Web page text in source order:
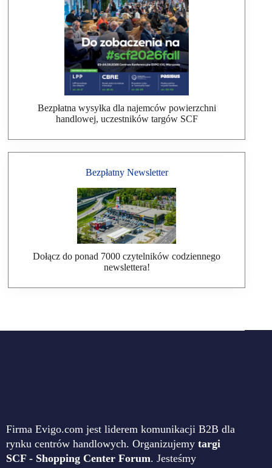
Bezpłatna wysyłka dla najemców powierzchni
handlowej, uczestników targów SCF
Bezpłatny Newsletter
Dołącz do ponad 7000 czytelników codziennego
newslettera!
Firma Evigo.com jest liderem komunikacji B2B dla
rynku centrów handlowych. Organizujemy targi
SCF - Shopping Center Forum. Jesteśmy